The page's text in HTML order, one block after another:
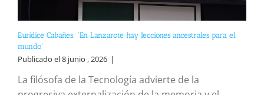
Eurídice Cabañes: “En Lanzarote hay lecciones ancestrales para el
mundo”
Publicado el 8 junio , 2026 |
La filósofa de la Tecnología advierte de la